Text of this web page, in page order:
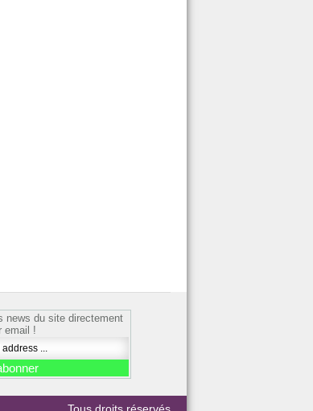
news du site directement
email !